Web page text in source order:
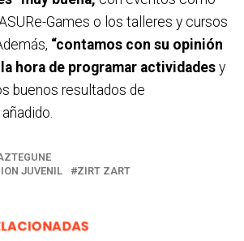
Games o los talleres y cursos
“contamos con su opinión
hora de programar actividadesy
buenos resultados de
JUVENIL
ZIRT ZART